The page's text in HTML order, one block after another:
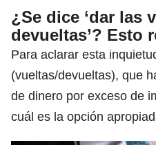
¿Se dice ‘dar las
devueltas’? Esto
Para aclarar esta
(vueltas/devueltas), que
de dinero por exceso de
cuál es la opción